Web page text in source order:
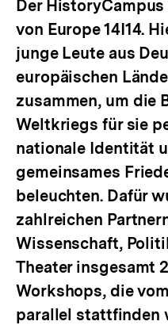
Der
von Europe 14I14.
junge Leute aus
europäischen
zusammen, um die
Weltkriegs für sie
nationale Identität
gemeinsames
beleuchten. Dafür
zahlreichen
Wissenschaft,
Theater insgesamt
Workshops, die
parallel stattfinden